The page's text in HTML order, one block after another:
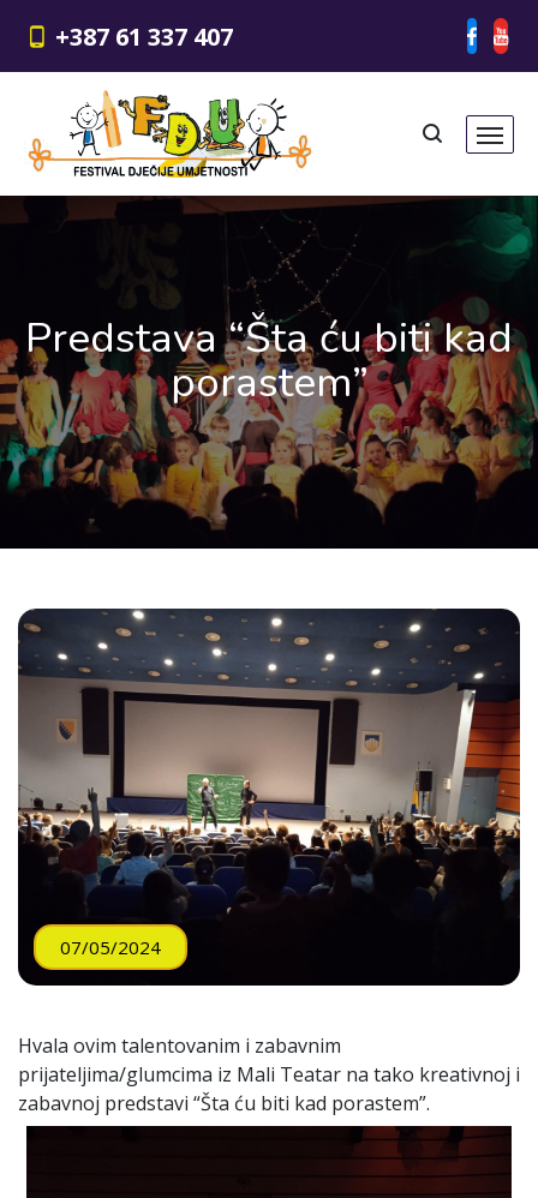
+387 61 337 407
Predstava “Šta ću biti kad
porastem”
07/05/2024
Hvala ovim talentovanim i zabavnim
prijateljima/glumcima iz Mali Teatar na tako kreativnoj i
zabavnoj predstavi “Šta ću biti kad porastem”.